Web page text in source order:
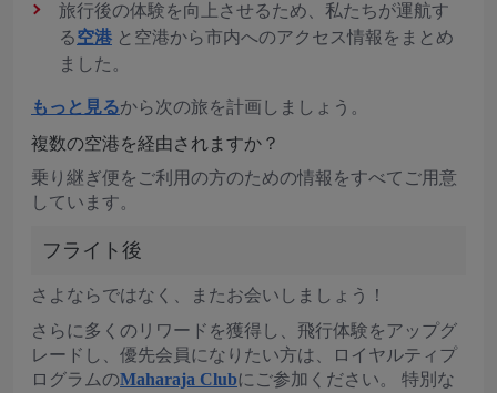
旅行後の体験を向上させるため、私たちが運航す
る空港 と空港から市内へのアクセス情報をまとめ
ました。
もっと見るから次の旅を計画しましょう。
複数の空港を経由されますか？
乗り継ぎ便をご利用の方のための情報をすべてご用意
しています。
フライト後
さよならではなく、またお会いしましょう！
さらに多くのリワードを獲得し、飛行体験をアップグ
レードし、優先会員になりたい方は、ロイヤルティプ
ログラムのMaharaja Clubにご参加ください。 特別な